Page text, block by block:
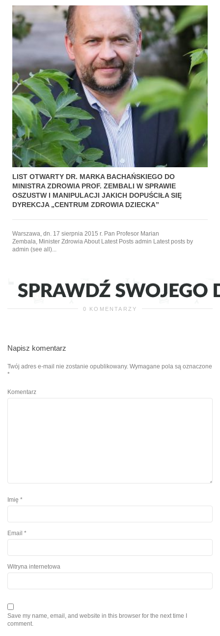
LIST OTWARTY DR. MARKA BACHAŃSKIEGO DO
MINISTRA ZDROWIA PROF. ZEMBALI W SPRAWIE
OSZUSTW I MANIPULACJI JAKICH DOPUŚCIŁA SIĘ
DYREKCJA „CENTRUM ZDROWIA DZIECKA”
Warszawa, dn. 17 sierpnia 2015 r. Pan Profesor Marian
Zembala, Minister Zdrowia About Latest Posts admin Latest posts by
admin (see all)...
0 KOMENTARZY
Napisz komentarz
Twój adres e-mail nie zostanie opublikowany. Wymagane pola są oznaczone
*
Komentarz
Imię *
Email *
Witryna internetowa
Save my name, email, and website in this browser for the next time I
comment.